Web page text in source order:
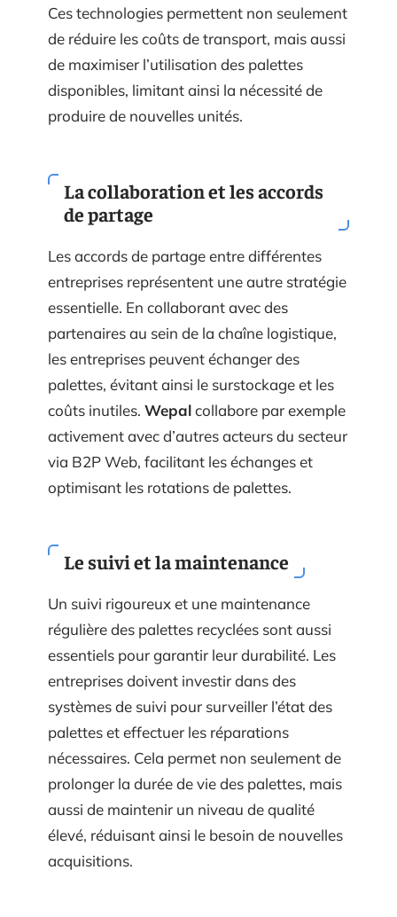
Ces technologies permettent non seulement
de réduire les coûts de transport, mais aussi
de maximiser l’utilisation des palettes
disponibles, limitant ainsi la nécessité de
produire de nouvelles unités.
La collaboration et les accords
de partage
Les accords de partage entre différentes
entreprises représentent une autre stratégie
essentielle. En collaborant avec des
partenaires au sein de la chaîne logistique,
les entreprises peuvent échanger des
palettes, évitant ainsi le surstockage et les
coûts inutiles. Wepalcollabore par exemple
activement avec d’autres acteurs du secteur
via B2P Web, facilitant les échanges et
optimisant les rotations de palettes.
Le suivi et la maintenance
Un suivi rigoureux et une maintenance
régulière des palettes recyclées sont aussi
essentiels pour garantir leur durabilité. Les
entreprises doivent investir dans des
systèmes de suivi pour surveiller l’état des
palettes et effectuer les réparations
nécessaires. Cela permet non seulement de
prolonger la durée de vie des palettes, mais
aussi de maintenir un niveau de qualité
élevé, réduisant ainsi le besoin de nouvelles
acquisitions.